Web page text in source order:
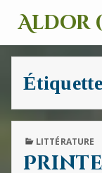
Aldor
Un
site
avec
des
des
images
et
sons
PUBLISHED
LITTÉRATURE